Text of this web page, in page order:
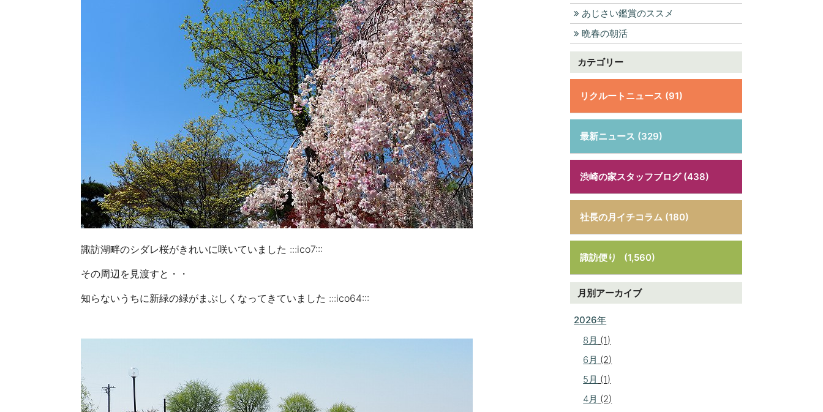
諏訪湖畔のシダレ桜がきれいに咲いていました :::ico7:::
その周辺を見渡すと・・
知らないうちに新緑の緑がまぶしくなってきていました :::ico64:::
あじさい鑑賞のススメ
晩春の朝活
カテゴリー
リクルートニュース (91)
最新ニュース (329)
渋崎の家スタッフブログ (438)
社長の月イチコラム (180)
諏訪便り (1,560)
月別アーカイブ
2026年
8月 (1)
6月 (2)
5月 (1)
4月 (2)